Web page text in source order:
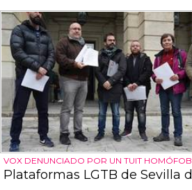
VOX DENUNCIADO POR UN TUIT
Plataformas LGTB de Sevilla